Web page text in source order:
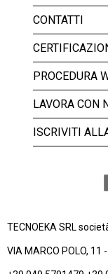
CONTATTI
PROCEDURA
LAVORA CON
ISCRIVITI
TECNOEKA SRL
VIA MARCO POLO, 11